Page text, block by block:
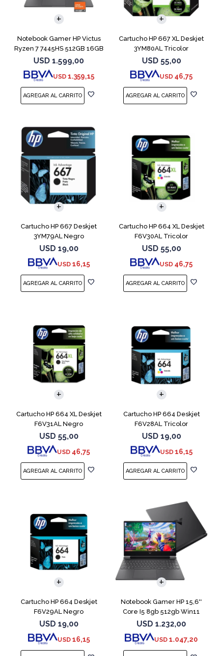
Notebook Gamer HP Victus
Ryzen 7 7445HS 512GB 16GB
RTX 4050
USD 1.599,00
USD 1.359,15
COMPARAR
Cartucho HP 667 XL Deskjet
3YM80AL Tricolor
USD 55,00
USD 46,75
Cartucho HP 667 Deskjet
3YM79AL Negro
USD 19,00
USD 16,15
Cartucho HP 664 XL Deskjet
F6V30AL Tricolor
USD 55,00
USD 46,75
Cartucho HP 664 XL Deskjet
F6V31AL Negro
USD 55,00
USD 46,75
Cartucho HP 664 Deskjet
F6V28AL Tricolor
USD 19,00
USD 16,15
Cartucho HP 664 Deskjet
F6V29AL Negro
USD 19,00
USD 16,15
Notebook Gamer HP 15,6''
Core I5 8gb 512gb Win11
Rtx3050
USD 1.232,00
USD 1.047,20
COMPARAR